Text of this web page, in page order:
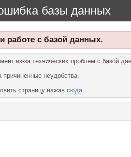
базы данных
работе с базой данных.
из-за технических проблем с базой
причиненные неудобства.
страницу нажав сюда